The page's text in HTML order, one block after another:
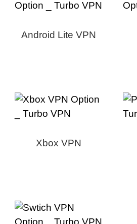
Android Lite VPN
Xbox VPN